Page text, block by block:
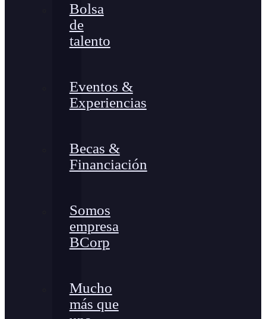
Bolsa
de
talento
Eventos &
Experiencias
Becas &
Financiación
Somos
empresa
BCorp
Mucho
más que